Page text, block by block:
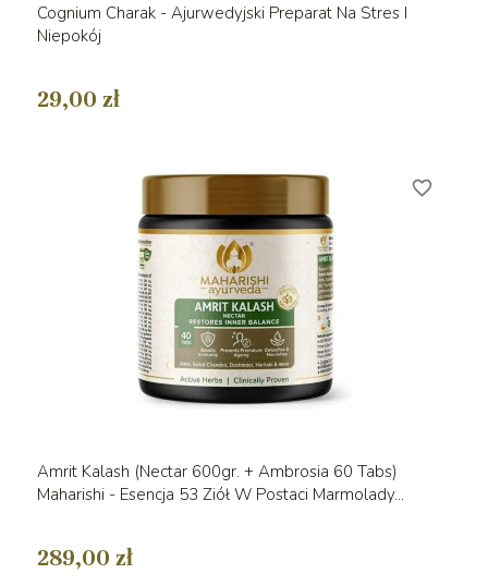
Cognium Charak - Ajurwedyjski Preparat Na Stres I
Niepokój
29,00 zł
Amrit Kalash (Nectar 600gr. + Ambrosia 60 Tabs)
Maharishi - Esencja 53 Ziół W Postaci Marmolady...
289,00 zł
favorite_border